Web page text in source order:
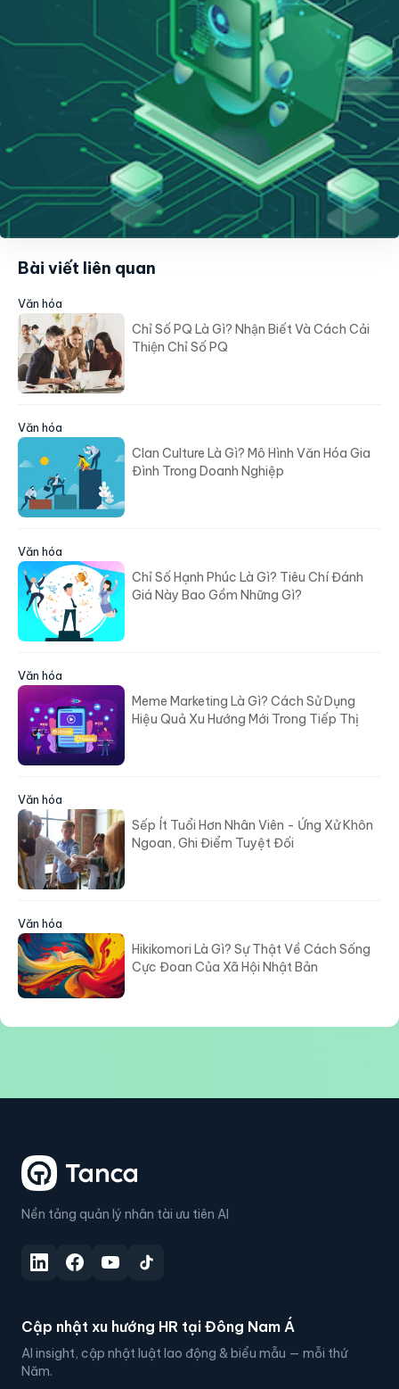
Bài viết liên quan
Văn hóa
Chỉ Số PQ Là Gì? Nhận Biết Và Cách Cải
Thiện Chỉ Số PQ
Văn hóa
Clan Culture Là Gì? Mô Hình Văn Hóa Gia
Đình Trong Doanh Nghiệp
Văn hóa
Chỉ Số Hạnh Phúc Là Gì? Tiêu Chí Đánh
Giá Này Bao Gồm Những Gì?
Văn hóa
Meme Marketing Là Gì? Cách Sử Dụng
Hiệu Quả Xu Hướng Mới Trong Tiếp Thị
Văn hóa
Sếp Ít Tuổi Hơn Nhân Viên - Ứng Xử Khôn
Ngoan, Ghi Điểm Tuyệt Đối
Văn hóa
Hikikomori Là Gì? Sự Thật Về Cách Sống
Cực Đoan Của Xã Hội Nhật Bản
Cập nhật xu hướng HR tại Đông Nam Á
AI insight, cập nhật luật lao động & biểu mẫu — mỗi thứ